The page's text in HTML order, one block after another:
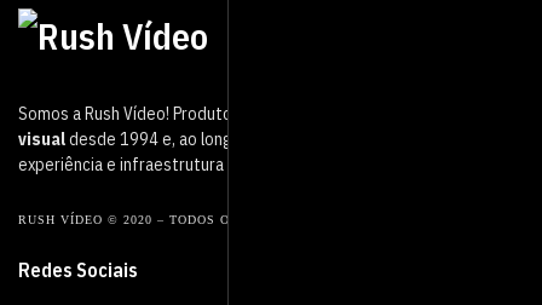
Somos a Rush Vídeo! Produtora de vídeo que atua no mercado
visualdesde 1994 e, ao longo desse período, adquirimos muita
experiência e infraestrutura de ponta.
RUSH VÍDEO © 2020 – TODOS OS DIREITOS RESERVADOS.
Redes Sociais